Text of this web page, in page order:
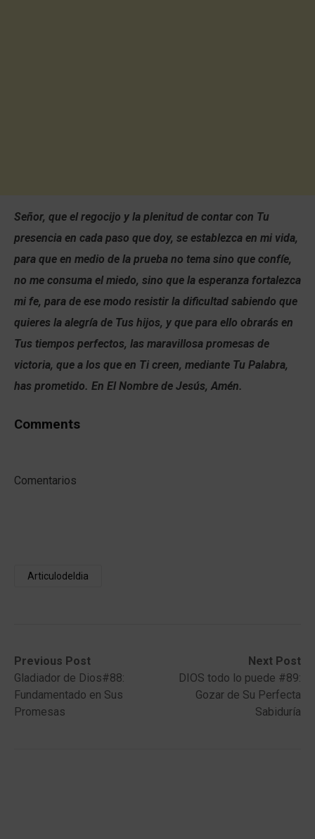
Señor, que el regocijo y la plenitud de contar con Tu
presencia en cada paso que doy, se establezca en mi vida,
para que en medio de la prueba no tema sino que confíe,
no me consuma el miedo, sino que la esperanza fortalezca
mi fe, para de ese modo resistir la dificultad sabiendo que
quieres la alegría de Tus hijos, y que para ello obrarás en
Tus tiempos perfectos, las maravillosa promesas de
victoria, que a los que en Ti creen, mediante Tu Palabra,
has prometido. En El Nombre de Jesús, Amén.
Comments
Comentarios
Articulodeldia
Post
navigation
Previous Post
Previous
post:Gladiador de Dios#88:
Fundamentado en Sus
Promesas
Next Post
Next
post:
DIOS todo lo puede #89:
Gozar de Su Perfecta
Sabiduría